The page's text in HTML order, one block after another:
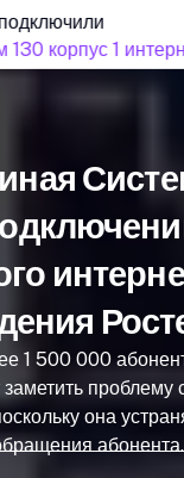
корпус 1
1 500 000
заметить
она
абонента.